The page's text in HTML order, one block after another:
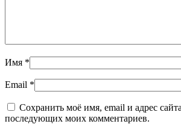
Имя *
Email *
Сохранить моё имя, email и адрес
последующих моих комментариев.